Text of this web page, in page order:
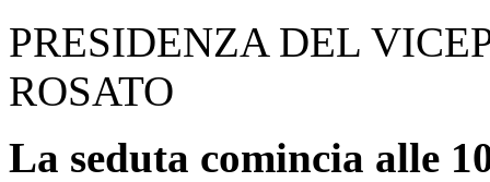
PRESIDENZA DEL
ROSATO
La seduta comincia alle